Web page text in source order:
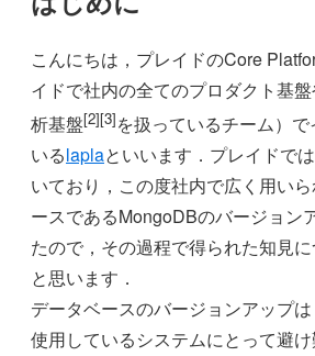
こんにちは，プレイドのCore
イドで社内の全てのプロダクト基
析基盤[2][3]を扱っているチーム）
いるlaplaといいます．プレイドで
いており，この度社内で広く用い
ースであるMongoDBのバージョン
たので，その過程で得られた知見
と思います．
データベースのバージョンアップ
使用しているシステムにとって避